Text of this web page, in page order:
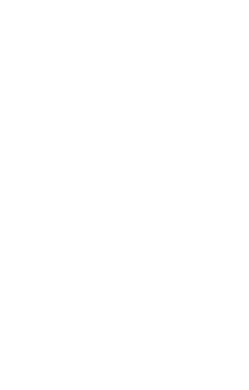
Passa på